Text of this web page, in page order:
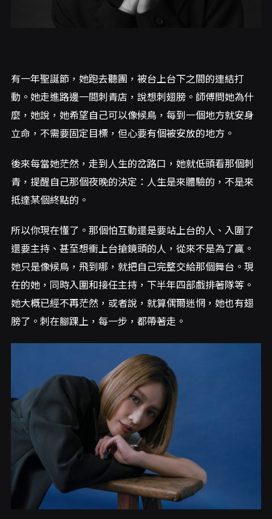
有一年聖誕節，她跑去聽團，被台上台下之間的連結打
動。她走進路邊一間刺青店，說想刺翅膀。師傅問她為什
麼，她說，她希望自己可以像候鳥，每到一個地方就安身
立命，不需要固定目標，但心要有個被安放的地方。
後來每當她茫然，走到人生的岔路口，她就低頭看那個刺
青，提醒自己那個夜晚的決定：人生是來體驗的，不是來
抵達某個終點的。
所以你現在懂了。那個怕互動還是要站上台的人、入圍了
還要主持、甚至想衝上台搶鏡頭的人，從來不是為了贏。
她只是像候鳥，飛到哪，就把自己完整交給那個舞台。現
在的她，同時入圍和接任主持，下半年四部戲排著隊等。
她大概已經不再茫然，或者說，就算偶爾迷惘，她也有翅
膀了。刺在腳踝上，每一步，都帶著走。